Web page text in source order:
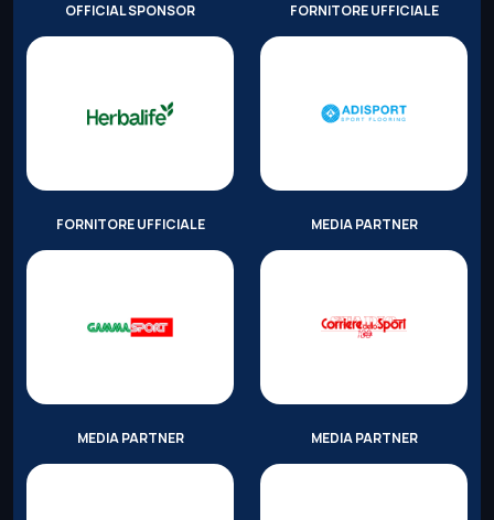
OFFICIAL SPONSOR FORNITORE UFFICIALE
FORNITORE UFFICIALE MEDIA PARTNER
MEDIA PARTNER MEDIA PARTNER